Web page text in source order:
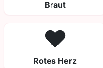
Braut
❤️
Rotes Herz